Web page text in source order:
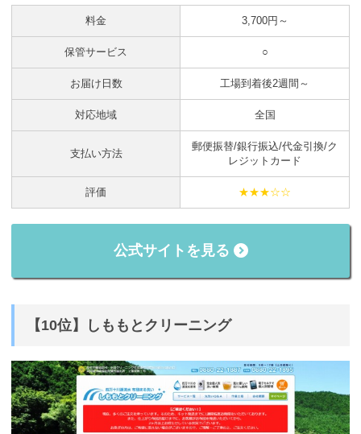
料金 3,700円～
保管サービス ○
お届け日数 工場到着後2週間～
対応地域 全国
支払い方法
郵便振替/銀行振込/代金引換/ク
レジットカード
評価 ★★★☆☆
公式サイトを見る
【10位】しももとクリーニング